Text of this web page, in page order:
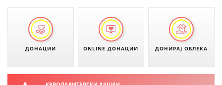
ПРОЕКТИ – ПОДГОТВЕНОСТ И ДЕЈСТВУВАЊЕ ПРИ КАТАСТРОФИ
МЕЃУНАРОДНА СОРАБОТКА
ДОНАЦИИ ONLINE ДОНАЦИИ ДОНИРАЈ ОБЛЕКА